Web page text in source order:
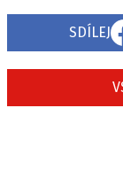
SDÍLEJ